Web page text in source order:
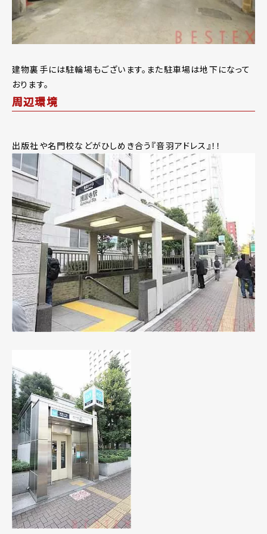
建物裏手には駐輪場もございます。また駐車場は地下になって
おります。
周辺環境
出版社や名門校などがひしめき合う『音羽アドレス』！！